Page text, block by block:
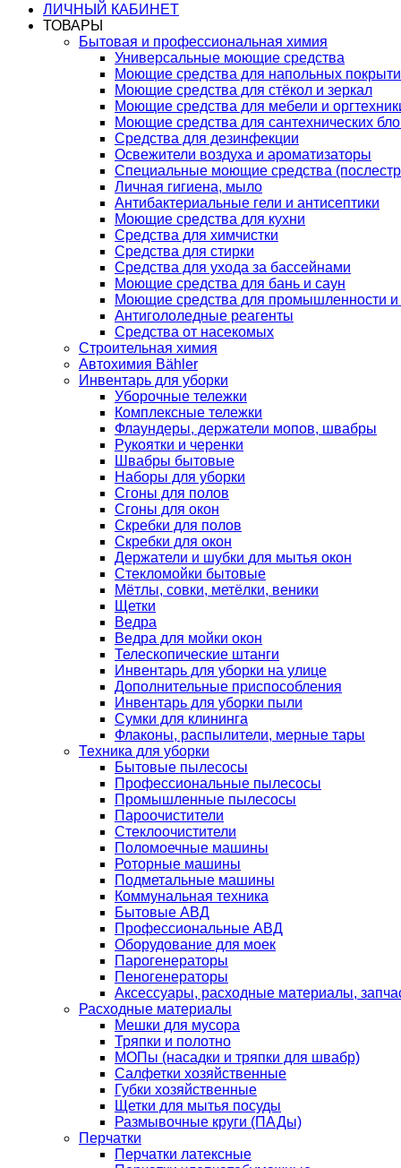
ЛИЧНЫЙ КАБИНЕТ
ТОВАРЫ
Бытовая и профессиональная химия
Универсальные моющие средства
Моющие средства для напольных
Моющие средства для стёкол и зеркал
Моющие средства для мебели и
Моющие средства для сантехнических
Средства для дезинфекции
Освежители воздуха и ароматизаторы
Специальные моющие средства
Личная гигиена, мыло
Антибактериальные гели и антисептики
Моющие средства для кухни
Средства для химчистки
Средства для стирки
Средства для ухода за бассейнами
Моющие средства для бань и саун
Моющие средства для промышленности и
Антигололедные реагенты
Средства от насекомых
Строительная химия
Автохимия Bähler
Инвентарь для уборки
Уборочные тележки
Комплексные тележки
Флаундеры, держатели мопов, швабры
Рукоятки и черенки
Швабры бытовые
Наборы для уборки
Сгоны для полов
Сгоны для окон
Скребки для полов
Скребки для окон
Держатели и шубки для мытья окон
Стекломойки бытовые
Мётлы, совки, метёлки, веники
Щетки
Ведра
Ведра для мойки окон
Телескопические штанги
Инвентарь для уборки на улице
Дополнительные приспособления
Инвентарь для уборки пыли
Сумки для клининга
Флаконы, распылители, мерные тары
Техника для уборки
Бытовые пылесосы
Профессиональные пылесосы
Промышленные пылесосы
Пароочистители
Стеклоочистители
Поломоечные машины
Роторные машины
Подметальные машины
Коммунальная техника
Бытовые АВД
Профессиональные АВД
Оборудование для моек
Парогенераторы
Пеногенераторы
Аксессуары, расходные материалы,
Расходные материалы
Мешки для мусора
Тряпки и полотно
МОПы (насадки и тряпки для швабр)
Салфетки хозяйственные
Губки хозяйственные
Щетки для мытья посуды
Размывочные круги (ПАДы)
Перчатки
Перчатки латексные